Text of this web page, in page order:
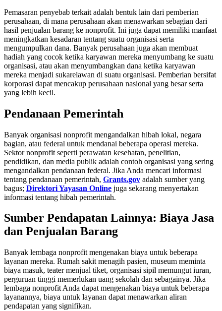
Pemasaran penyebab terkait adalah bentuk lain dari pemberian
perusahaan, di mana perusahaan akan menawarkan sebagian dari
hasil penjualan barang ke nonprofit. Ini juga dapat memiliki manfaat
meningkatkan kesadaran tentang suatu organisasi serta
mengumpulkan dana. Banyak perusahaan juga akan membuat
hadiah yang cocok ketika karyawan mereka menyumbang ke suatu
organisasi, atau akan menyumbangkan dana ketika karyawan
mereka menjadi sukarelawan di suatu organisasi. Pemberian bersifat
korporasi dapat mencakup perusahaan nasional yang besar serta
yang lebih kecil.
Pendanaan Pemerintah
Banyak organisasi nonprofit mengandalkan hibah lokal, negara
bagian, atau federal untuk mendanai beberapa operasi mereka.
Sektor nonprofit seperti perawatan kesehatan, penelitian,
pendidikan, dan media publik adalah contoh organisasi yang sering
mengandalkan pendanaan federal. Jika Anda mencari informasi
tentang pendanaan pemerintah, Grants.gov adalah sumber yang
bagus; Direktori Yayasan Online juga sekarang menyertakan
informasi tentang hibah pemerintah.
Sumber Pendapatan Lainnya: Biaya Jasa
dan Penjualan Barang
Banyak lembaga nonprofit mengenakan biaya untuk beberapa
layanan mereka. Rumah sakit menagih pasien, museum meminta
biaya masuk, teater menjual tiket, organisasi sipil memungut iuran,
perguruan tinggi memerlukan uang sekolah dan sebagainya. Jika
lembaga nonprofit Anda dapat mengenakan biaya untuk beberapa
layanannya, biaya untuk layanan dapat menawarkan aliran
pendapatan yang signifikan.